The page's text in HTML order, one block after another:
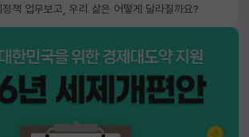
책 업무보고, 우리 삶은 어떻게 달라질까요?